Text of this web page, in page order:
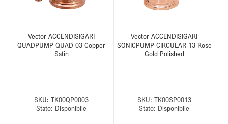
Vector ACCENDISIGARI
QUADPUMP QUAD 03 Copper
Satin
SKU: TK00QP0003
Stato: Disponibile
Vector ACCENDISIGARI
SONICPUMP CIRCULAR 13 Rose
Gold Polished
SKU: TK00SP0013
Stato: Disponibile